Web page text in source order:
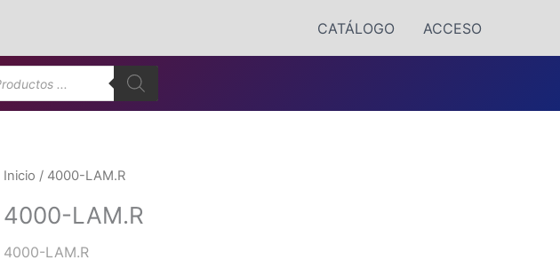
CATÁLOGO ACCESO
Inicio / 4000-LAM.R
4000-LAM.R
4000-LAM.R